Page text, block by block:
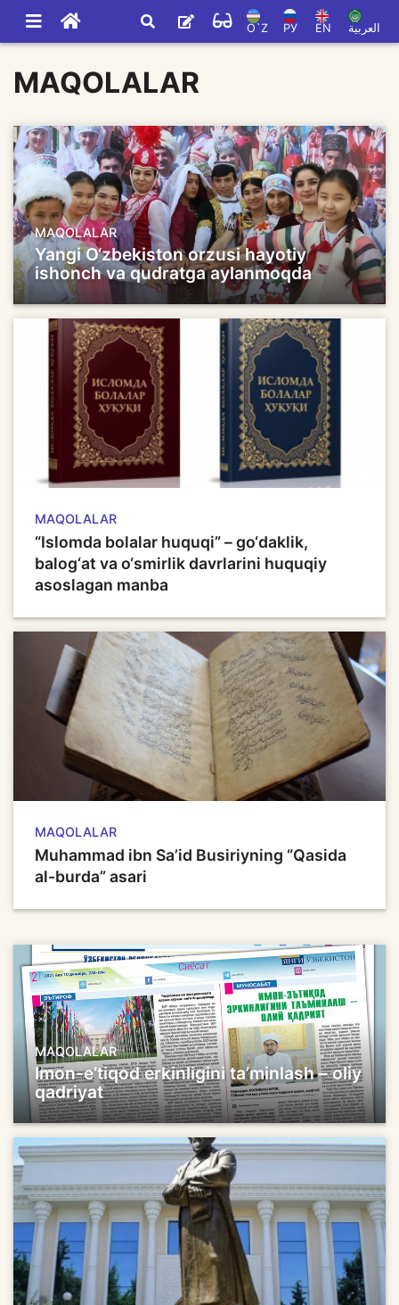
O`Z РУ EN العربية
MAQOLALAR
MAQOLALAR
Yangi O‘zbekiston orzusi hayotiy
ishonch va qudratga aylanmoqda
MAQOLALAR
“Islomda bolalar huquqi” – go‘daklik,
balog‘at va o‘smirlik davrlarini huquqiy
asoslagan manba
MAQOLALAR
Muhammad ibn Sa’id Busiriyning “Qasida
al-burda” asari
MAQOLALAR
Imon-eʼtiqod erkinligini taʼminlash – oliy
qadriyat